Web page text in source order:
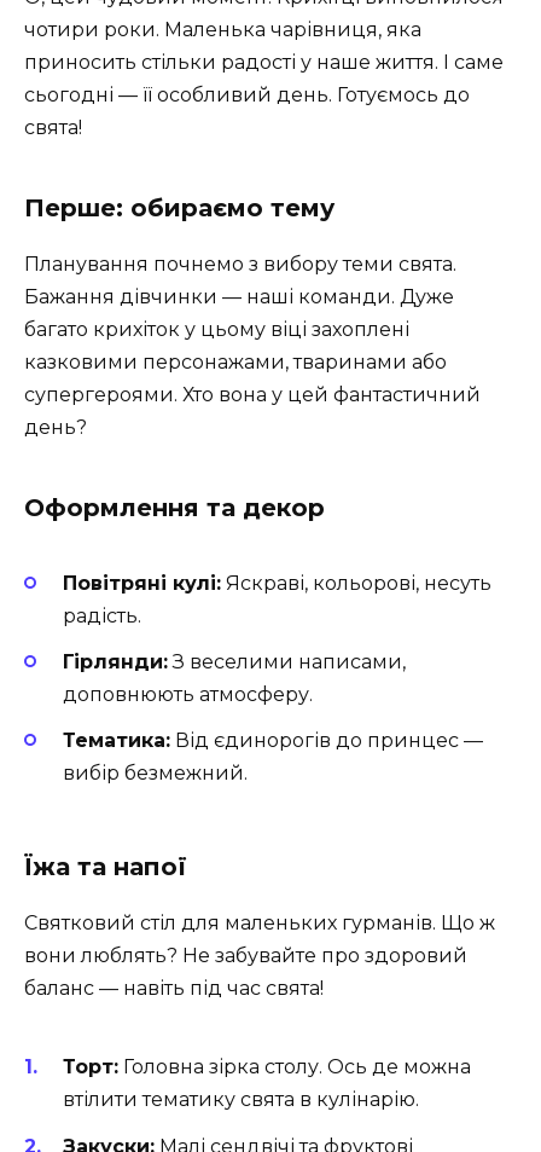
чотири роки. Маленька чарівниця, яка
приносить стільки радості у наше життя. І саме
сьогодні — її особливий день. Готуємось до
свята!
Перше: обираємо тему
Планування почнемо з вибору теми свята.
Бажання дівчинки — наші команди. Дуже
багато крихіток у цьому віці захоплені
казковими персонажами, тваринами або
супергероями. Хто вона у цей фантастичний
день?
Оформлення та декор
Повітряні кулі: Яскраві, кольорові, несуть
радість.
Гірлянди:З веселими написами,
доповнюють атмосферу.
Тематика: Від єдинорогів до принцес —
вибір безмежний.
Їжа та напої
Святковий стіл для маленьких гурманів. Що ж
вони люблять? Не забувайте про здоровий
баланс — навіть під час свята!
Торт: Головна зірка столу. Ось де можна
втілити тематику свята в кулінарію.
Закуски: Малі сендвічі та фруктові